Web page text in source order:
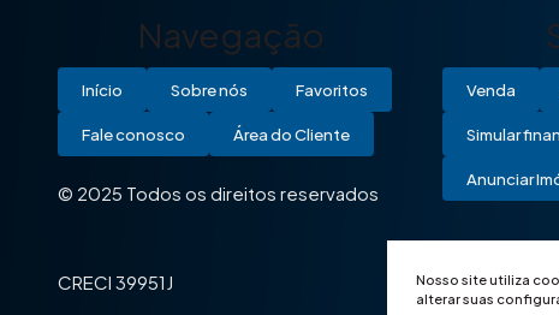
Nosso site utiliza
alterar suas
Navegação
Início Sobre nós Favoritos
Fale conosco Área do Cliente
© 2025 Todos os direitos reservados
CRECI 39951J
Venda
Simular
Anunciar